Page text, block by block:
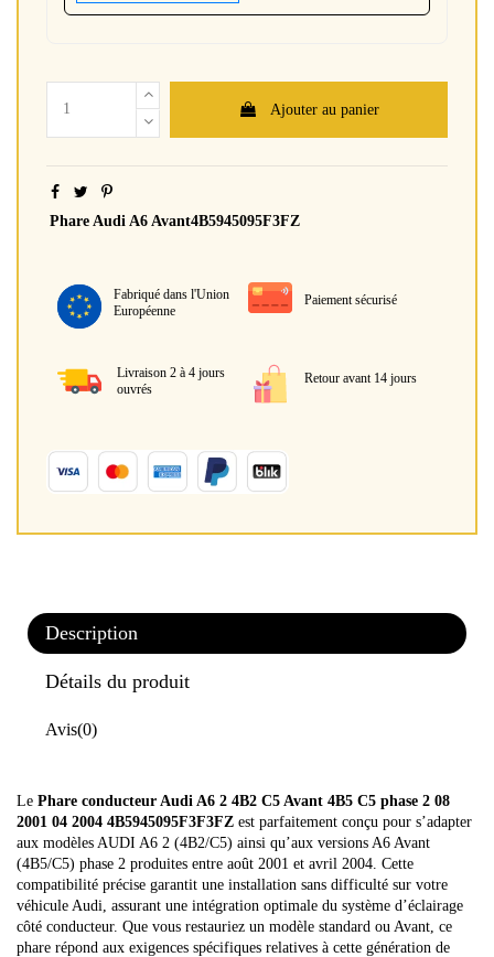
Ajouter au panier
Phare Audi A6 Avant4B5945095F3FZ
Fabriqué dans l'Union
Européenne
Paiement sécurisé
Livraison 2 à 4 jours
ouvrés
Retour avant 14 jours
Description
Détails du produit
Avis(0)
Le Phare conducteur Audi A6 2 4B2 C5 Avant 4B5 C5 phase 2 08
2001 04 2004 4B5945095F3F3FZ est parfaitement conçu pour s’adapter
aux modèles AUDI A6 2 (4B2/C5) ainsi qu’aux versions A6 Avant
(4B5/C5) phase 2 produites entre août 2001 et avril 2004. Cette
compatibilité précise garantit une installation sans difficulté sur votre
véhicule Audi, assurant une intégration optimale du système d’éclairage
côté conducteur. Que vous restauriez un modèle standard ou Avant, ce
phare répond aux exigences spécifiques relatives à cette génération de